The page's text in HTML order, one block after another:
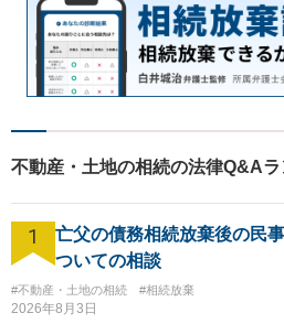
不動産・土地の相続の法律Q&A
1
亡父の債務相続放棄後の民
ついての相談
#不動産・土地の相続 #相続放棄
2026年8月3日